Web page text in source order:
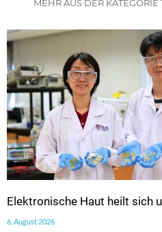
MEHR AUS DER
Elektronische Haut heilt sich
6. August 2026